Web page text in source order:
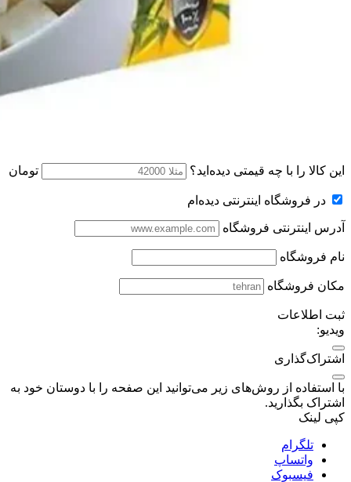
این کالا را با چه قیمتی دیده‌اید؟ تومان
در فروشگاه اینترنتی دیده‌ام
آدرس اینترنتی فروشگاه
نام فروشگاه
مکان فروشگاه
ثبت اطلاعات
ویدیو:
اشتراک‌گذاری
با استفاده از روش‌های زیر می‌توانید این صفحه را با دوستان خود به
اشتراک بگذارید.
کپی لینک
تلگرام
واتساپ
فیسبوک